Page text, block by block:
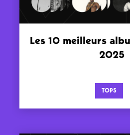
Les 10 meilleurs
2025
TOPS